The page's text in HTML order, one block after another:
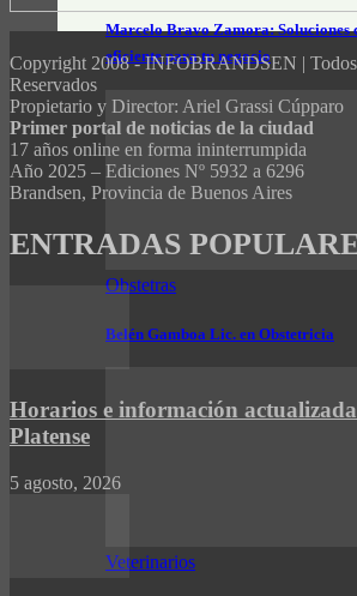
Marcelo Bravo Zamora: Soluciones
eficiente para tu negocio
Obstetras
Belén Gamboa Lic. en Obstetricia
Veterinarios
Copyright 2008 - INFOBRANDSEN | Todos
Reservados
Propietario y Director: Ariel Grassi Cúpparo
Primer portal de noticias de la ciudad
17 años online en forma ininterrumpida
Año 2025 – Ediciones Nº 5932 a 6296
Brandsen, Provincia de Buenos Aires
ENTRADAS
Horarios e información
Platense
5 agosto, 2026